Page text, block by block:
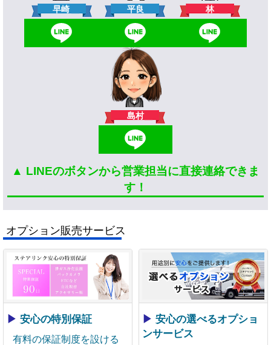
早崎 平良 林
島村
▲ LINEのボタンから営業担当に直接連絡できま
す！
オプション販売サービス
▶ 安心の特別保証
有料の保証制度を設ける
▶ 安心の選べるオプショ
ンサービス